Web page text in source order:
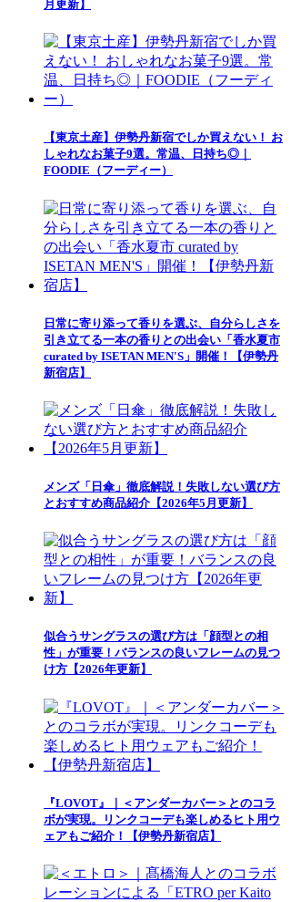
月更新】
【東京土産】伊勢丹新宿でしか買えない！ お
しゃれなお菓子9選。常温、日持ち◎｜
FOODIE（フーディー）
日常に寄り添って香りを選ぶ、自分らしさを
引き立てる一本の香りとの出会い「香水夏市
curated by ISETAN MEN'S」開催！【伊勢丹
新宿店】
メンズ「日傘」徹底解説！失敗しない選び方
とおすすめ商品紹介【2026年5月更新】
似合うサングラスの選び方は「顔型との相
性」が重要！バランスの良いフレームの見つ
け方【2026年更新】
『LOVOT』｜＜アンダーカバー＞とのコラ
ボが実現。リンクコーデも楽しめるヒト用ウ
ェアもご紹介！【伊勢丹新宿店】